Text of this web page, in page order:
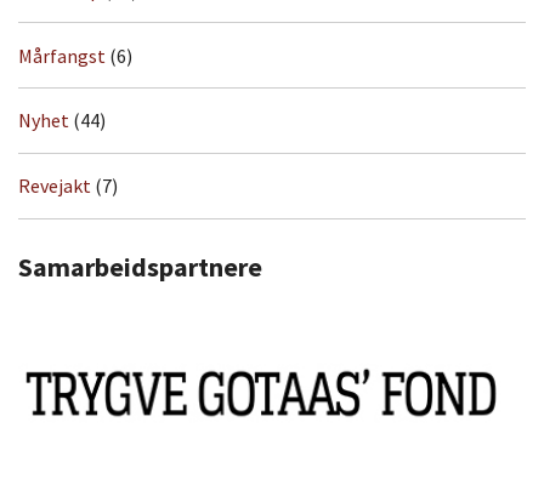
Mårfangst (6)
Nyhet (44)
Revejakt (7)
Samarbeidspartnere